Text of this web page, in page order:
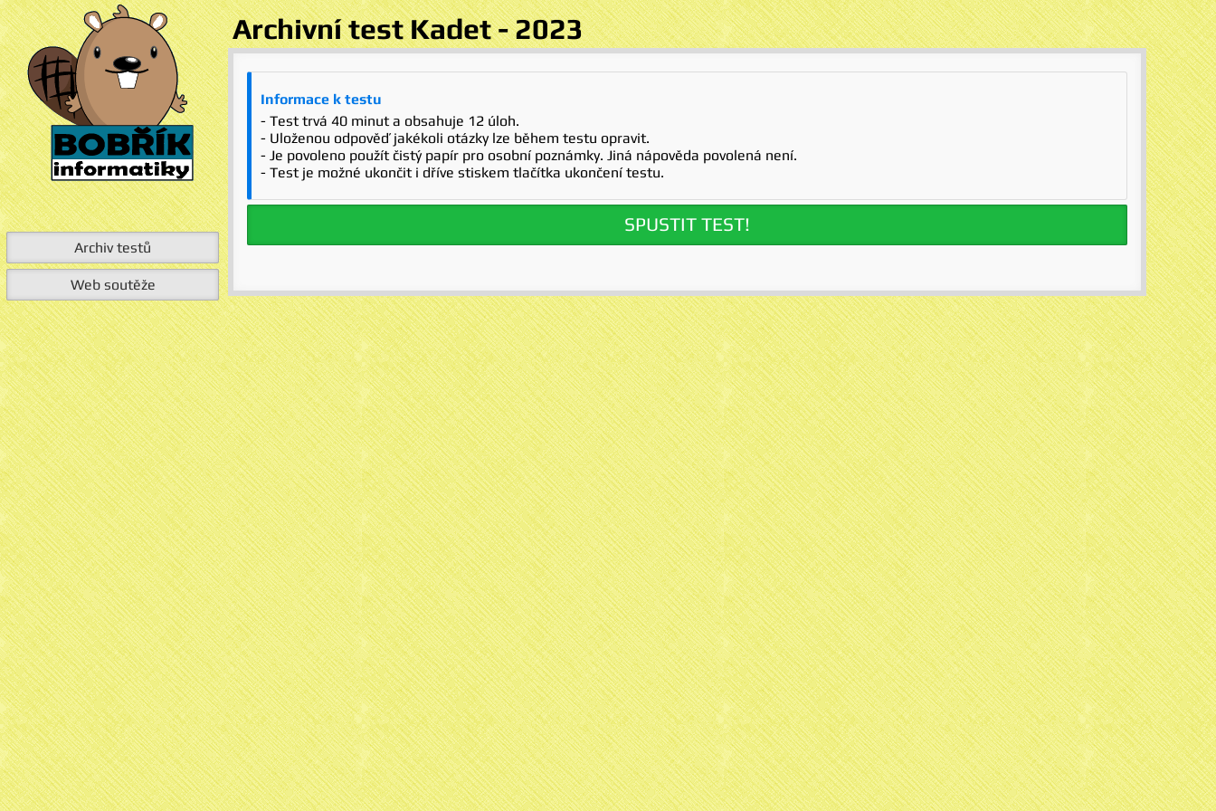
Archiv testů
Web soutěže
Archivní test Kadet - 2023
Informace k testu
- Test trvá 40 minut a obsahuje 12 úloh.
- Uloženou odpověď jakékoli otázky lze během testu opravit.
- Je povoleno použít čistý papír pro osobní poznámky. Jiná nápověda povolená není.
- Test je možné ukončit i dříve stiskem tlačítka ukončení testu.
SPUSTIT TEST!